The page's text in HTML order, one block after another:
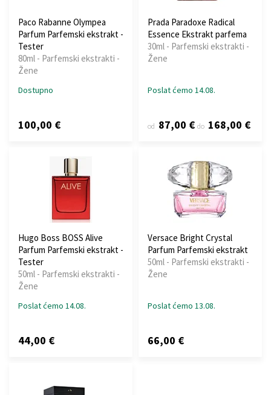
Paco Rabanne Olympea
Parfum Parfemski ekstrakt -
Tester
80ml - Parfemski ekstrakti -
Žene
Dostupno
100,00 €
Prada Paradoxe Radical
Essence Ekstrakt parfema
30ml - Parfemski ekstrakti -
Žene
Poslat ćemo 14.08.
od 87,00 € do 168,00 €
Hugo Boss BOSS Alive
Parfum Parfemski ekstrakt -
Tester
50ml - Parfemski ekstrakti -
Žene
Poslat ćemo 14.08.
44,00 €
Versace Bright Crystal
Parfum Parfemski ekstrakt
50ml - Parfemski ekstrakti -
Žene
Poslat ćemo 13.08.
66,00 €